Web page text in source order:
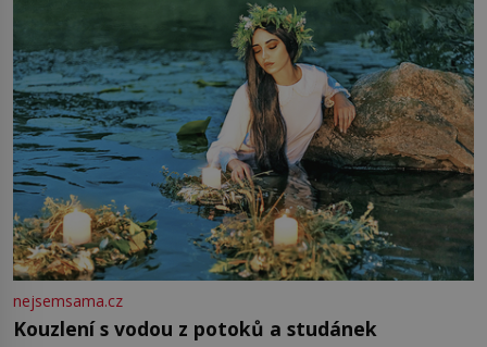
nejsemsama.cz
Kouzlení s vodou z potoků a studánek